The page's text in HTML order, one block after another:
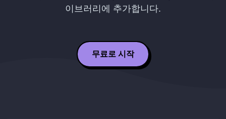
이브러리에 추가합니다.
무료로 시작